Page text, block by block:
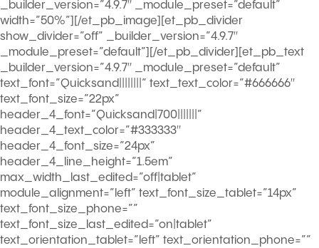
_builder_version=”4.9.7″ _module_preset=”default”
width=”50%”][/et_pb_image][et_pb_divider
show_divider=”off” _builder_version=”4.9.7″
_module_preset=”default”][/et_pb_divider][et_pb_text
_builder_version=”4.9.7″ _module_preset=”default”
text_font=”Quicksand||||||||” text_text_color=”#666666″
text_font_size=”22px”
header_4_font=”Quicksand|700|||||||”
header_4_text_color=”#333333″
header_4_font_size=”24px”
header_4_line_height=”1.5em”
max_width_last_edited=”off|tablet”
module_alignment=”left” text_font_size_tablet=”14px”
text_font_size_phone=””
text_font_size_last_edited=”on|tablet”
text_orientation_tablet=”left” text_orientation_phone=””